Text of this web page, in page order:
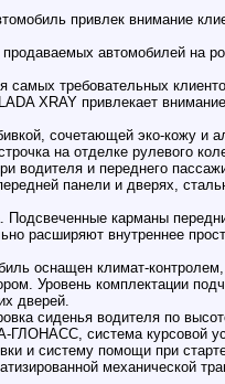
привлек внимание
автомобилей на
самых требовательных
XRAY привлекает
сочетающей эко-кожу и
на отделке рулевого
водителя и переднего
панели и дверях,
Подсвеченные карманы
расширяют внутреннее
оснащен климат-
Уровень комплектации
дверей.
сиденья водителя по
ГЛОНАСС, система курсовой
и систему помощи при
механической